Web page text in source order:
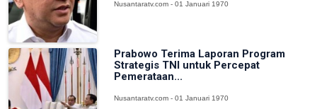
Nusantaratv.com - 01 Januari 1970
Prabowo Terima Laporan Program
Strategis TNI untuk Percepat
Pemerataan...
Nusantaratv.com - 01 Januari 1970